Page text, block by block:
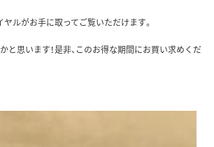
ヤルがお手に取ってご覧いただけます。
と思います！是非、このお得な期間にお買い求めくだ